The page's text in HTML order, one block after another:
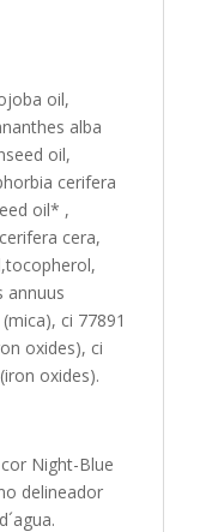
oil,
alba
oil,
cerifera
oil* ,
cera,
annuus
ci 77891
oxides), ci
oxides).
Night-Blue
delineador